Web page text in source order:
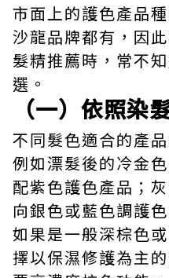
市面上的護色產品
沙龍品牌都有，因
髮精推薦時，常不
選。
（一）依照染
不同髮色適合的產
例如漂髮後的冷金
配紫色護色產品；
向銀色或藍色調護色
如果是一般深棕色
擇以保濕修護為主